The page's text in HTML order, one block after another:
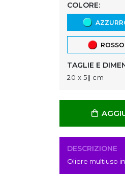
COLORE:
ROSSO
TAGLIE E
20 x 5ǁ cm
DESCRIZIONE
Oliere multiuso